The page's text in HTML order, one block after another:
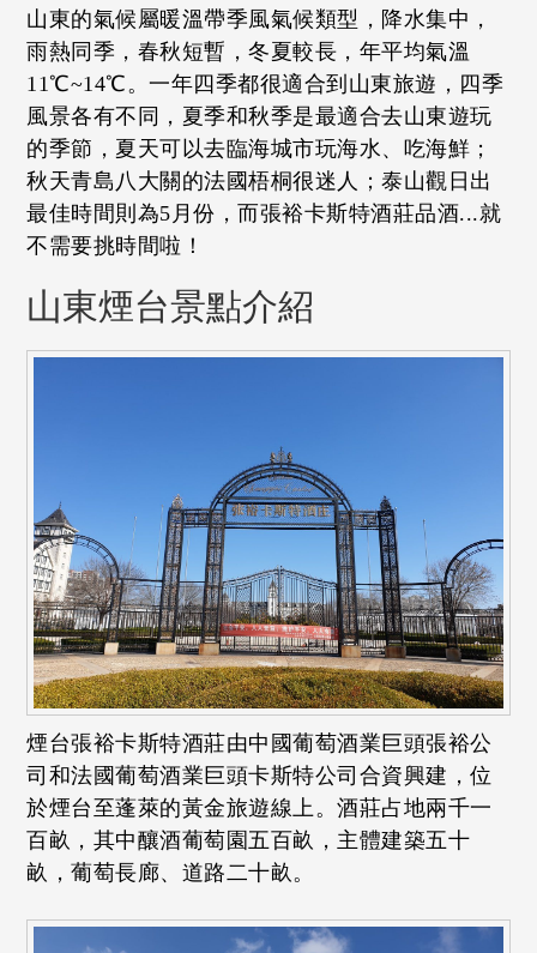
山東的氣候屬暖溫帶季風氣候類型，降水集中，
雨熱同季，春秋短暫，冬夏較長，年平均氣溫
11℃~14℃。一年四季都很適合到山東旅遊，四季
風景各有不同，夏季和秋季是最適合去山東遊玩
的季節，夏天可以去臨海城市玩海水、吃海鮮；
秋天青島八大關的法國梧桐很迷人；泰山觀日出
最佳時間則為5月份，而張裕卡斯特酒莊品酒...就
不需要挑時間啦！
山東煙台景點介紹
煙台張裕卡斯特酒莊由中國葡萄酒業巨頭張裕公
司和法國葡萄酒業巨頭卡斯特公司合資興建，位
於煙台至蓬萊的黃金旅遊線上。酒莊占地兩千一
百畝，其中釀酒葡萄園五百畝，主體建築五十
畝，葡萄長廊、道路二十畝。